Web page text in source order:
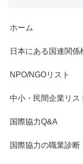
ホーム
日本にある国連関係
NPO/NGOリスト
中小・民間企業リス
国際協力Q&A
国際協力の職業診断